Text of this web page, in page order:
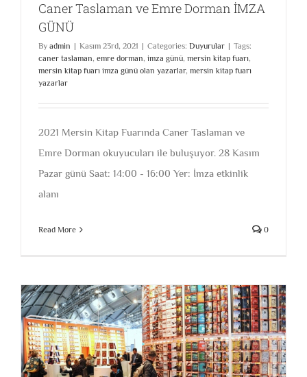
Caner Taslaman ve Emre Dorman İMZA
GÜNÜ
By admin | Kasım 23rd, 2021 | Categories: Duyurular | Tags:
caner taslaman, emre dorman, imza günü, mersin kitap fuarı,
mersin kitap fuarı imza günü olan yazarlar, mersin kitap fuarı
yazarlar
2021 Mersin Kitap Fuarında Caner Taslaman ve
Emre Dorman okuyucuları ile buluşuyor. 28 Kasım
Pazar günü Saat: 14:00 - 16:00 Yer: İmza etkinlik
alanı
Read More 0